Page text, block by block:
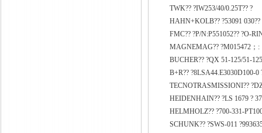
TWK?? ?IW253/40/0.25T?? ?
HAHN+KOLB?? ?53091
FMC?? ?P/N:P551052?? ?O-
MAGNEMAG?? ?M015472；:
BUCHER?? ?QX 51-125/51-
B+R?? ?8LSA44.E3030D100-0
TECNOTRASMISSIONI??
HEIDENHAIN?? ?LS 1679 ?
HELMHOLZ?? ?700-331-
SCHUNK?? ?SWS-011